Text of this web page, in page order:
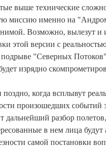
выше технические
миссию именно на
Возможно, вылезут и
этой версии с
подрыве "Северных
изрядно
поздно, когда всплывут
произошедших событий
дальнейший разбор
в нем лица будут
самой постановки